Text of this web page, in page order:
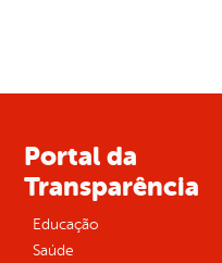
Portal da
Transparência
Educação
Saúde